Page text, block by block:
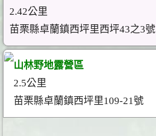
2.42公里
苗栗縣卓蘭鎮西坪里西坪43之3號
山林野地露營區
2.5公里
苗栗縣卓蘭鎮西坪里109-21號